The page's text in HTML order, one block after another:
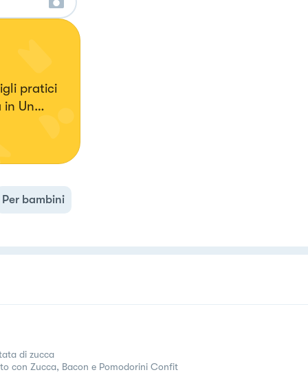
pratici
Un
Per bambini
di zucca
con Zucca, Bacon e Pomodorini Confit